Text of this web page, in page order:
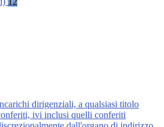
dirigenziali, a qualsiasi titolo
ivi inclusi quelli conferiti